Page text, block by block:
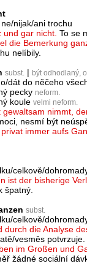
nijak/ani trochu
und gar nicht. To se
die Bemerkung
nelíbily.
subst. | být odhodlaný,
dát do něčeho
pecky neform.
koule velmi neform.
nimmt,
nesmí být
immer aufs
celkově/
ist der bisherige
špatný.
subst.
celkově/
durch die Analyse
vesměs potvrzuje.
im Großen und
žádné sociální